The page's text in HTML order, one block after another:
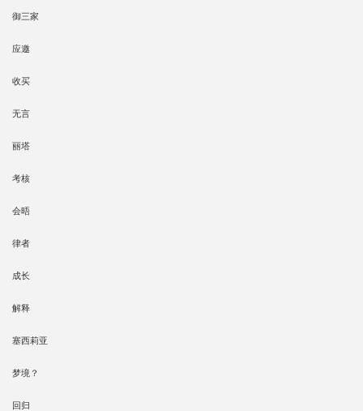
御三家
应邀
收买
无言
丽塔
考核
会晤
律者
成长
解释
塞西莉亚
梦境？
回归